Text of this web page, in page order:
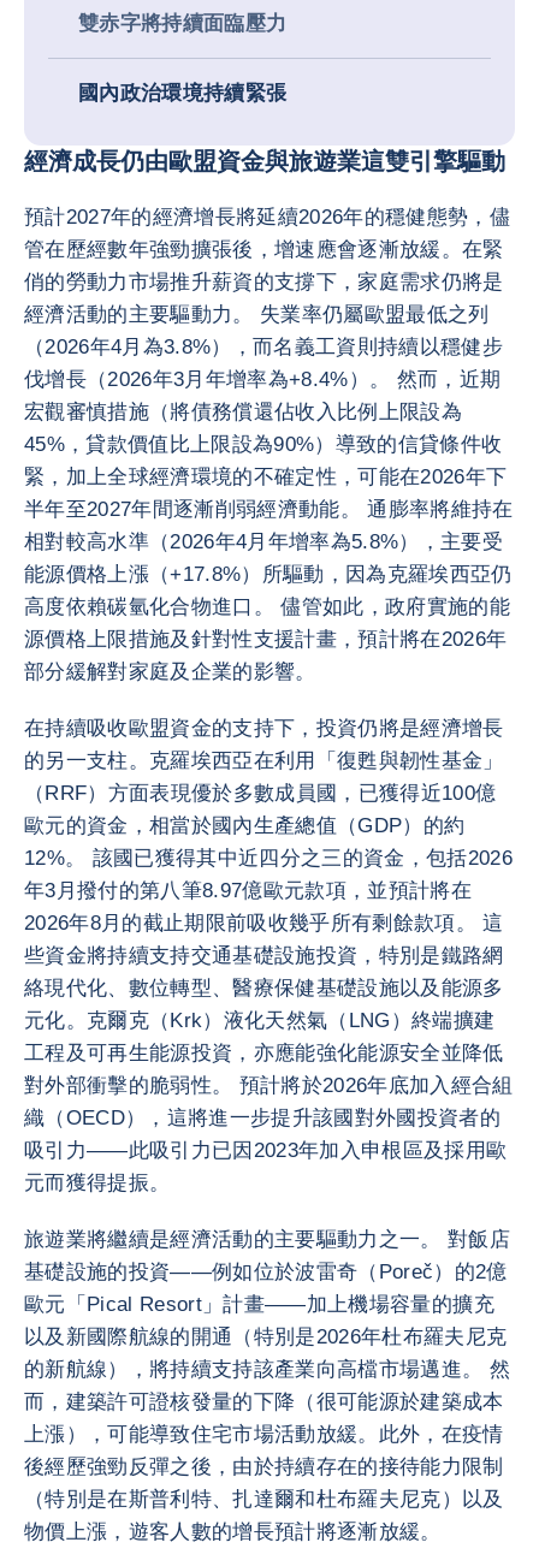
雙赤字將持續面臨壓力
國內政治環境持續緊張
經濟成長仍由歐盟資金與旅遊業這雙引擎驅動
預計2027年的經濟增長將延續2026年的穩健態勢，儘
管在歷經數年強勁擴張後，增速應會逐漸放緩。在緊
俏的勞動力市場推升薪資的支撐下，家庭需求仍將是
經濟活動的主要驅動力。 失業率仍屬歐盟最低之列
（2026年4月為3.8%），而名義工資則持續以穩健步
伐增長（2026年3月年增率為+8.4%）。 然而，近期
宏觀審慎措施（將債務償還佔收入比例上限設為
45%，貸款價值比上限設為90%）導致的信貸條件收
緊，加上全球經濟環境的不確定性，可能在2026年下
半年至2027年間逐漸削弱經濟動能。 通膨率將維持在
相對較高水準（2026年4月年增率為5.8%），主要受
能源價格上漲（+17.8%）所驅動，因為克羅埃西亞仍
高度依賴碳氫化合物進口。 儘管如此，政府實施的能
源價格上限措施及針對性支援計畫，預計將在2026年
部分緩解對家庭及企業的影響。
在持續吸收歐盟資金的支持下，投資仍將是經濟增長
的另一支柱。克羅埃西亞在利用「復甦與韌性基金」
（RRF）方面表現優於多數成員國，已獲得近100億
歐元的資金，相當於國內生產總值（GDP）的約
12%。 該國已獲得其中近四分之三的資金，包括2026
年3月撥付的第八筆8.97億歐元款項，並預計將在
2026年8月的截止期限前吸收幾乎所有剩餘款項。 這
些資金將持續支持交通基礎設施投資，特別是鐵路網
絡現代化、數位轉型、醫療保健基礎設施以及能源多
元化。克爾克（Krk）液化天然氣（LNG）終端擴建
工程及可再生能源投資，亦應能強化能源安全並降低
對外部衝擊的脆弱性。 預計將於2026年底加入經合組
織（OECD），這將進一步提升該國對外國投資者的
吸引力——此吸引力已因2023年加入申根區及採用歐
元而獲得提振。
旅遊業將繼續是經濟活動的主要驅動力之一。 對飯店
基礎設施的投資——例如位於波雷奇（Poreč）的2億
歐元「Pical Resort」計畫——加上機場容量的擴充
以及新國際航線的開通（特別是2026年杜布羅夫尼克
的新航線），將持續支持該產業向高檔市場邁進。 然
而，建築許可證核發量的下降（很可能源於建築成本
上漲），可能導致住宅市場活動放緩。此外，在疫情
後經歷強勁反彈之後，由於持續存在的接待能力限制
（特別是在斯普利特、扎達爾和杜布羅夫尼克）以及
物價上漲，遊客人數的增長預計將逐漸放緩。